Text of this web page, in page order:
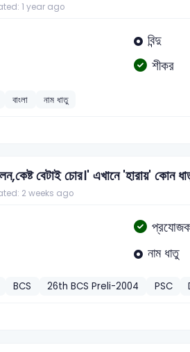
1 year ago
বিন্দু
শীকর
বাংলা নাম ধাতু
বেটাই চোর।' এখানে 'হারায়' কোন
2 weeks ago
নাম ধাতু
BCS 26th BCS Preli-2004 PSC